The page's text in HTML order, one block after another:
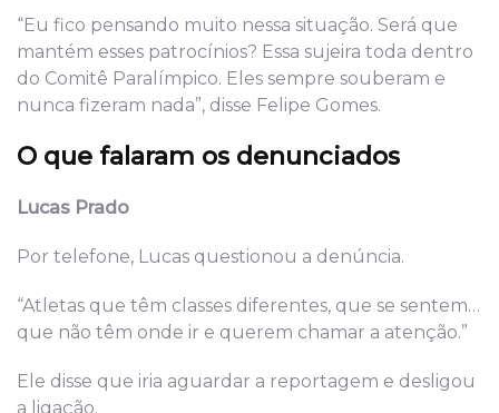
“Eu fico pensando muito nessa situação. Será que
mantém esses patrocínios? Essa sujeira toda dentro
do Comitê Paralímpico. Eles sempre souberam e
nunca fizeram nada”, disse Felipe Gomes.
O que falaram os denunciados
Lucas Prado
Por telefone, Lucas questionou a denúncia.
“Atletas que têm classes diferentes, que se sentem…
que não têm onde ir e querem chamar a atenção.”
Ele disse que iria aguardar a reportagem e desligou
a ligação.